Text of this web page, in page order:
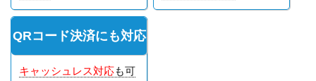
QRコード決済にも対応
キャッシュレス対応も可